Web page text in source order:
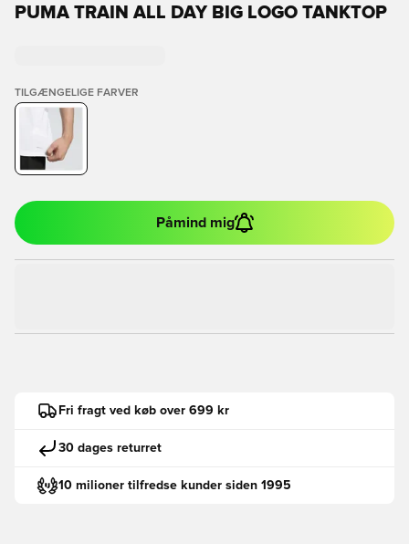
PUMA TRAIN ALL DAY BIG LOGO TANKTOP
TILGÆNGELIGE FARVER
Påmind mig
Fri fragt ved køb over 699 kr
30 dages returret
10 milioner tilfredse kunder siden 1995